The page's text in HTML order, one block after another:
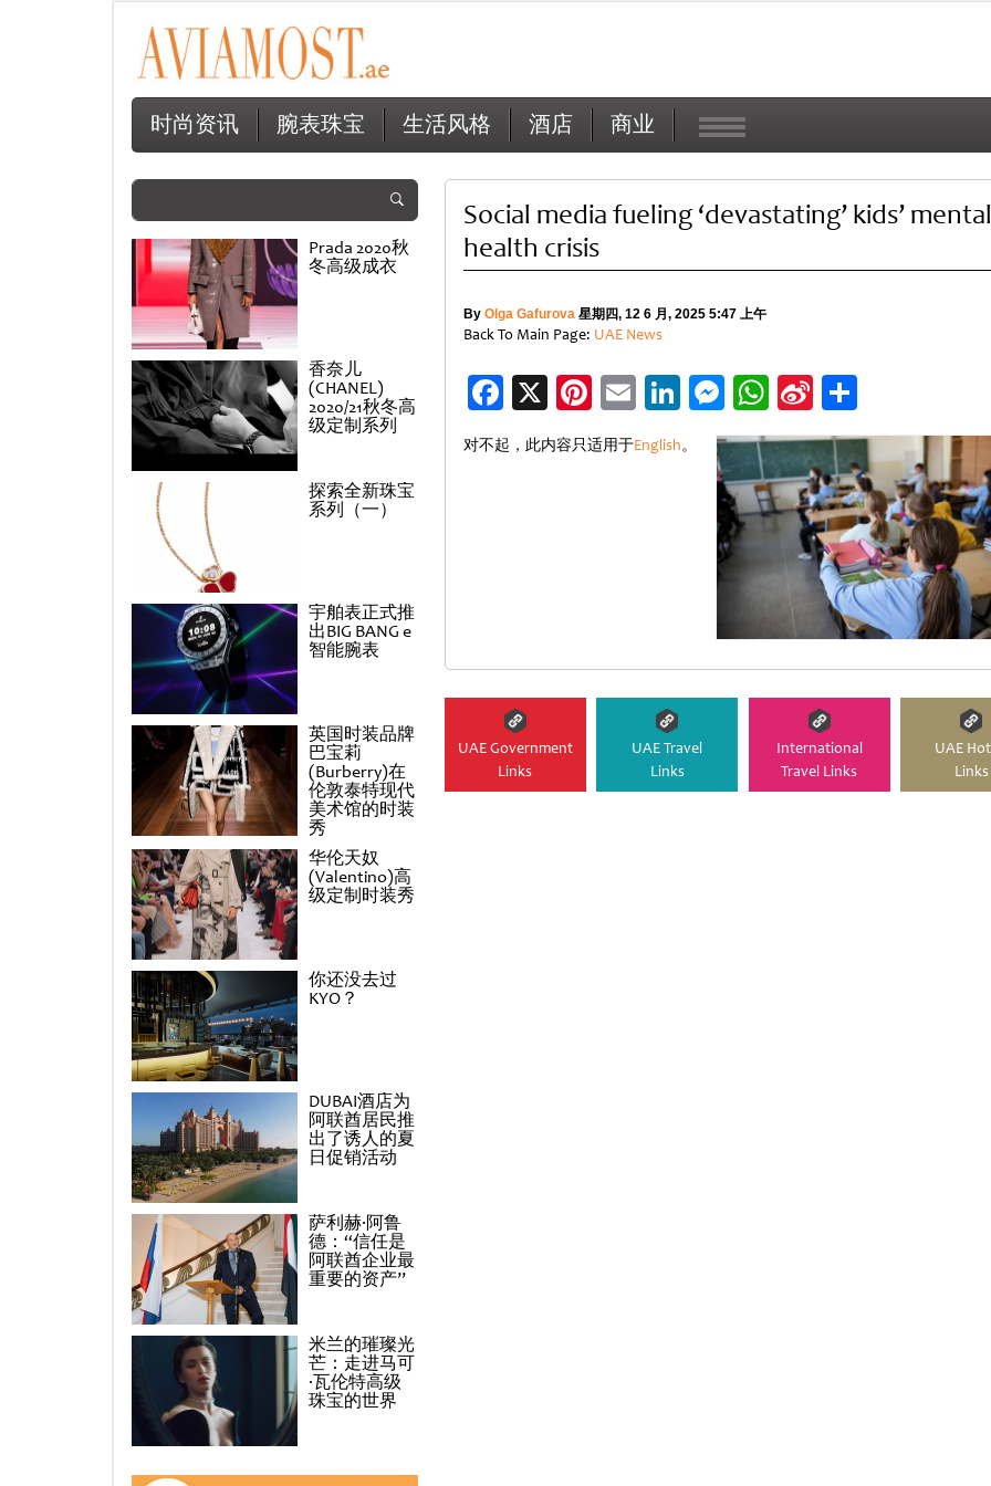
时尚资讯 腕表珠宝 生活风格 酒店 商业
Prada 2020秋
冬高级成衣
香奈儿
(CHANEL)
2020/21秋冬高
级定制系列
探索全新珠宝
系列（一）
宇舶表正式推
出BIG BANG e
智能腕表
英国时装品牌
巴宝莉
(Burberry)在
伦敦泰特现代
美术馆的时装
秀
华伦天奴
(Valentino)高
级定制时装秀
你还没去过
KYO？
DUBAI酒店为
阿联酋居民推
出了诱人的夏
日促销活动
萨利赫·阿鲁
德：“信任是
阿联酋企业最
重要的资产”
米兰的璀璨光
芒：走进马可
·瓦伦特高级
珠宝的世界
Social media fueling ‘devastating’ kids’ mental
health crisis
By Olga Gafurova星期四, 12 6 月, 2025 5:47 上午
Back To Main Page: UAE News
Facebook
X Pinterest
EmailLinkedIn
Messenger
WhatsApp
Sina
Weibo
分
享
对不起，此内容只适用于English。
UAE Government
Links
UAE Travel
Links
International
Travel Links
UAE
Links